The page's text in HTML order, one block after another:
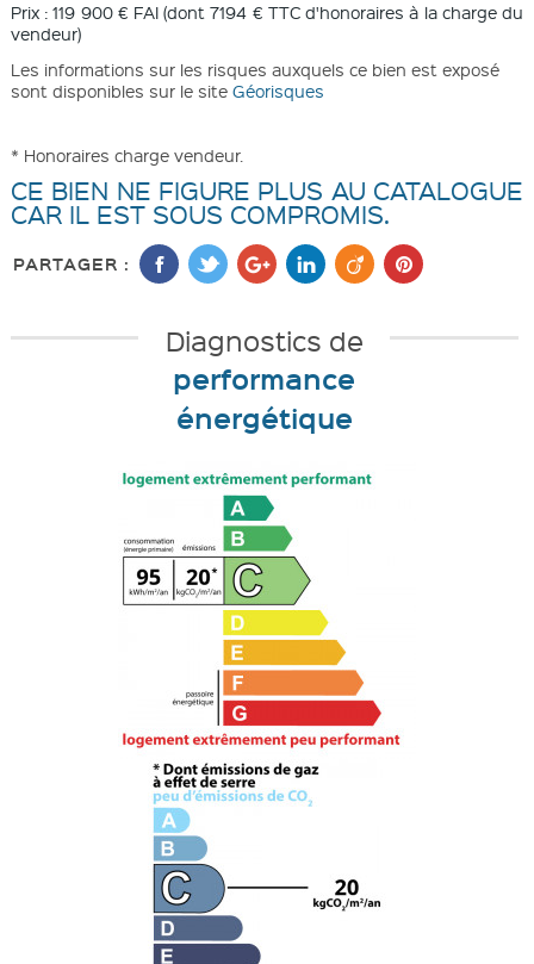
Prix : 119 900 € FAI (dont 7194 € TTC d'honoraires à la charge du
vendeur)
Les informations sur les risques auxquels ce bien est exposé
sont disponibles sur le site Géorisques
* Honoraires charge vendeur.
CE BIEN NE FIGURE PLUS AU CATALOGUE
CAR IL EST SOUS COMPROMIS.
PARTAGER :
Diagnostics de
performance
énergétique